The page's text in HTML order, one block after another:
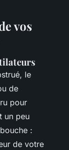
vos
le
de
pour
un peu
:
de votre